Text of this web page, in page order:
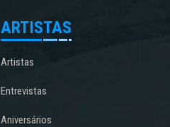
ARTISTAS
Artistas
Entrevistas
Aniversários